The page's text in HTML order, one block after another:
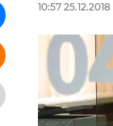
10:57 25.12.2018